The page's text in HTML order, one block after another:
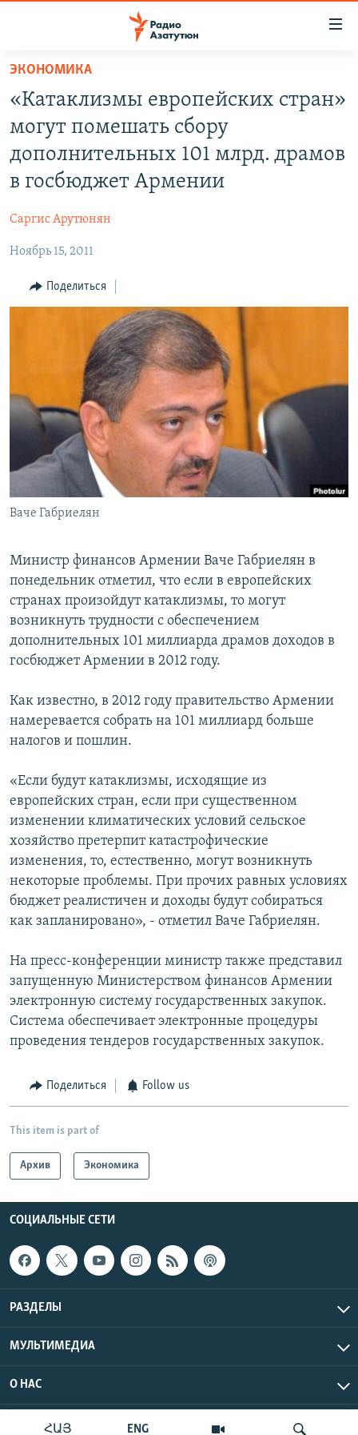
Перейти
основному
содержанию
Перейти
основной
Перейти
ПОЛИТИКА
ОБЩЕСТВО
РЕГИОН
НАГОРНЫЙ КАРАБАХ
КУЛЬТУРА
English
Русский
Все сайты Радио Азатутюн
ՀԱՅ ENG
ЭКОНОМИКА
«Катаклизмы европейских стран»
могут помешать сбору
дополнительных 101 млрд. драмов
в госбюджет Армении
Саргис Арутюнян
Ноябрь 15, 2011
Поделиться
Ваче Габриелян
Министр финансов Армении Ваче Габриелян в
понедельник отметил, что если в европейских
странах произойдут катаклизмы, то могут
возникнуть трудности с обеспечением
дополнительных 101 миллиарда драмов доходов в
госбюджет Армении в 2012 году.
Как известно, в 2012 году правительство Армении
намеревается собрать на 101 миллиард больше
налогов и пошлин.
«Если будут катаклизмы, исходящие из
европейских стран, если при существенном
изменении климатических условий сельское
хозяйство претерпит катастрофические
изменения, то, естественно, могут возникнуть
некоторые проблемы. При прочих равных условиях
бюджет реалистичен и доходы будут собираться
как запланировано», - отметил Ваче Габриелян.
На пресс-конференции министр также представил
запущенную Министерством финансов Армении
электронную систему государственных закупок.
Система обеспечивает электронные процедуры
проведения тендеров государственных закупок.
Поделиться Follow us
This item is part of
Архив Экономика
СОЦИАЛЬНЫЕ СЕТИ
РАЗДЕЛЫ
МУЛЬТИМЕДИА
О НАС
Радио Азатутюн © 2026 RFE/RL, Inc. Все права защищены.